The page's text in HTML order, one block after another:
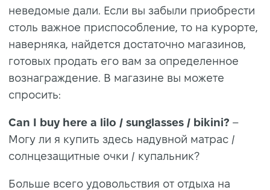
неведомые дали. Если вы забыли приобрести
столь важное приспособление, то на курорте,
наверняка, найдется достаточно магазинов,
готовых продать его вам за определенное
вознаграждение. В магазине вы можете
спросить:
Can I buy here a lilo / sunglasses / bikini? –
Могу ли я купить здесь надувной матрас /
солнцезащитные очки / купальник?
Больше всего удовольствия от отдыха на